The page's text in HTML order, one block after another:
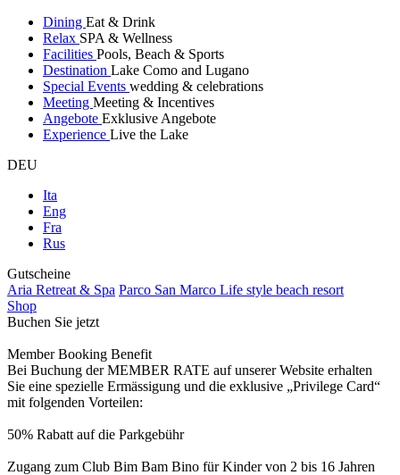
Dining Eat & Drink
Relax SPA & Wellness
Facilities Pools, Beach & Sports
Destination Lake Como and Lugano
Special Events wedding & celebrations
Meeting Meeting & Incentives
Angebote Exklusive Angebote
Experience Live the Lake
DEU
Ita
Eng
Fra
Rus
Gutscheine
Aria Retreat & Spa Parco San Marco Life style beach resort
Shop
Buchen Sie jetzt
Member Booking Benefit
Bei Buchung der MEMBER RATE auf unserer Website erhalten
Sie eine spezielle Ermässigung und die exklusive „Privilege Card“
mit folgenden Vorteilen:
50% Rabatt auf die Parkgebühr
Zugang zum Club Bim Bam Bino für Kinder von 2 bis 16 Jahren